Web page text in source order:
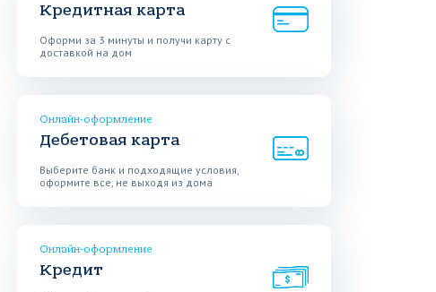
Кредитная карта
Оформи за 3 минуты и получи карту с
доставкой на дом
Онлайн-оформление
Дебетовая карта
Выберите банк и подходящие условия,
оформите все, не выходя из дома
Онлайн-оформление
Кредит